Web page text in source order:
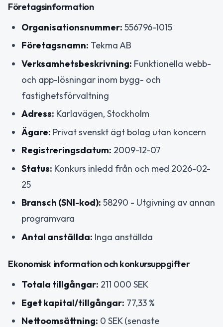
Företagsinformation
Organisationsnummer: 556796-1015
Företagsnamn: Tekma AB
Verksamhetsbeskrivning: Funktionella webb-
och app-lösningar inom bygg- och
fastighetsförvaltning
Adress: Karlavägen, Stockholm
Ägare: Privat svenskt ägt bolag utan koncern
Registreringsdatum: 2009-12-07
Status: Konkurs inledd från och med 2026-02-
25
Bransch (SNI-kod): 58290 - Utgivning av annan
programvara
Antal anställda: Inga anställda
Ekonomisk information och konkursuppgifter
Totala tillgångar: 211 000 SEK
Eget kapital/tillgångar: 77,33 %
Nettoomsättning: 0 SEK (senaste